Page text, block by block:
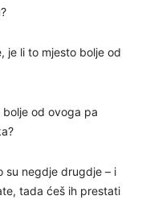
je li to mjesto bolje od
od ovoga pa
su negdje drugdje – i
tada ćeš ih prestati